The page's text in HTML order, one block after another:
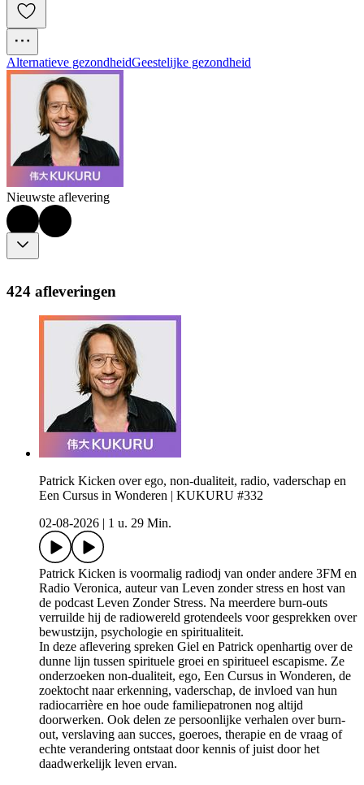
Alternatieve gezondheidGeestelijke gezondheid
Nieuwste aflevering
424 afleveringen
Patrick Kicken over ego, non-dualiteit, radio, vaderschap en
Een Cursus in Wonderen | KUKURU #332
02-08-2026
1 u. 29 Min.
Patrick Kicken is voormalig radiodj van onder andere 3FM en
Radio Veronica, auteur van Leven zonder stress en host van
de podcast Leven Zonder Stress. Na meerdere burn-outs
verruilde hij de radiowereld grotendeels voor gesprekken over
bewustzijn, psychologie en spiritualiteit.
In deze aflevering spreken Giel en Patrick openhartig over de
dunne lijn tussen spirituele groei en spiritueel escapisme. Ze
onderzoeken non-dualiteit, ego, Een Cursus in Wonderen, de
zoektocht naar erkenning, vaderschap, de invloed van hun
radiocarrière en hoe oude familiepatronen nog altijd
doorwerken. Ook delen ze persoonlijke verhalen over burn-
out, verslaving aan succes, goeroes, therapie en de vraag of
echte verandering ontstaat door kennis of juist door het
daadwerkelijk leven ervan.